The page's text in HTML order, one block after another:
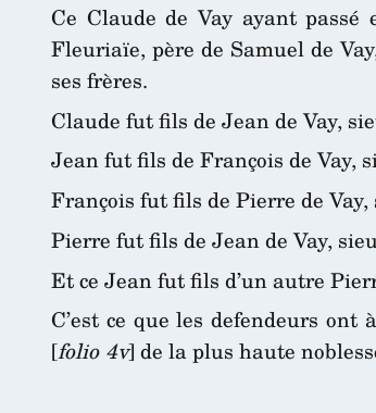
Ce Claude de Vay ayant
Fleuriaïe, père de Samuel de
ses frères.
Claude fut fils de Jean de Vay,
Jean fut fils de François de Vay,
François fut fils de Pierre de
Pierre fut fils de Jean de Vay,
Et ce Jean fut fils d’un autre
C’est ce que les defendeurs
[folio 4v] de la plus haute